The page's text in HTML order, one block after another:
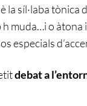
síl·laba tònica
h muda…i o
especials
debat a